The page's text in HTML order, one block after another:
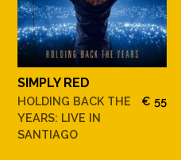
SIMPLY RED
HOLDING BACK THE
YEARS: LIVE IN
SANTIAGO
€ 55